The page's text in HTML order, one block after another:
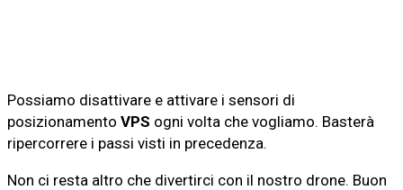
Possiamo disattivare e attivare i sensori di
posizionamento VPS ogni volta che vogliamo. Basterà
ripercorrere i passi visti in precedenza.
Non ci resta altro che divertirci con il nostro drone. Buon